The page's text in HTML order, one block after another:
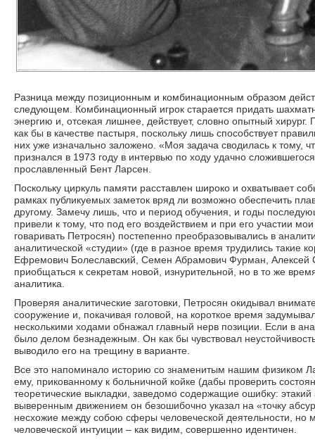
Разница между позиционным и комбинационным образом
следующем. Комбинационный игрок старается придать
энергию и, отсекая лишнее, действует, словно опытный
как бы в качестве пастыря, поскольку лишь способствует
них уже изначально заложено. «Моя задача сводилась к тому,
признался в 1973 году в интервью по ходу удачно
прославленный Бент Ларсен.
Поскольку циркуль памяти расставлен широко и охватывает
рамках публикуемых заметок вряд ли возможно обеспечить
другому. Замечу лишь, что и период обучения, и годы
привели к тому, что под его воздействием и при его участии
говаривать Петросян) постепенно преобразовывались в
аналитической «студии» (где в разное время трудились
Ефремович Болеславский, Семен Абрамович Фурман, Алексей
приобщаться к секретам новой, изнурительной, но в то же
аналитика.
Проверяя аналитические заготовки, Петросян окидывал
сооружение и, покачивая головой, на короткое время
несколькими ходами обнажал главный нерв позиции. Если в
было делом безнадежным. Он как бы чувствовал
выводило его на трещину в варианте.
Все это напоминало историю со знаменитым нашим физиком
ему, прикованному к больничной койке (дабы проверить
теоретические выкладки, заведомо содержащие ошибку:
выверенным движением он безошибочно указал на «точку
несхожие между собою сферы человеческой деятельности, но
человеческой интуиции – как видим, совершенно идентичен.